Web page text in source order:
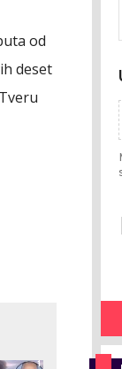
od
deset
1